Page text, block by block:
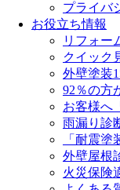
プライバ
お役立ち情報
リフォー
クイック
外壁塗装
92％の方
お客様へ
雨漏り診
「耐震
外壁屋根
火災保険